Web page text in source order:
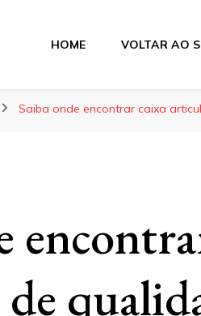
HOME VOLTAR AO
Saiba onde encontrar caixa